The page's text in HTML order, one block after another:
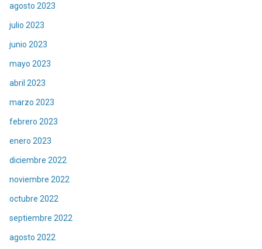
agosto 2023
julio 2023
junio 2023
mayo 2023
abril 2023
marzo 2023
febrero 2023
enero 2023
diciembre 2022
noviembre 2022
octubre 2022
septiembre 2022
agosto 2022